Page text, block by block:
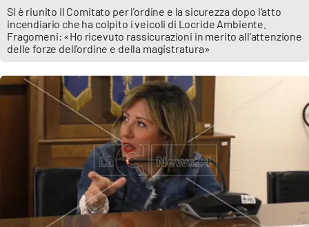
Si è riunito il Comitato per l'ordine e la sicurezza dopo l'atto
incendiario che ha colpito i veicoli di Locride Ambiente.
Fragomeni: «Ho ricevuto rassicurazioni in merito all'attenzione
delle forze dell'ordine e della magistratura»